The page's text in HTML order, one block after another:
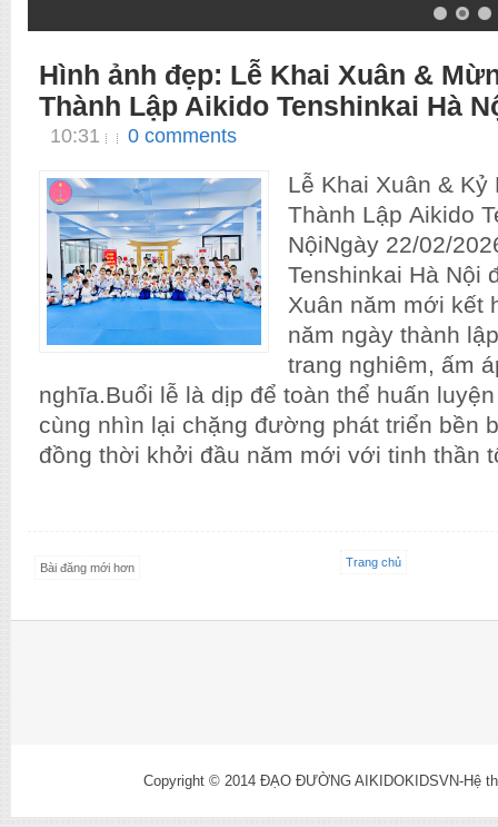
Hình ảnh đẹp: Lễ Khai Xuân &
Thành Lập Aikido Tenshinkai Hà
10:31 0 comments
Lễ Khai Xuân & Kỷ
Thành Lập Aikido
NộiNgày 22/02/
Tenshinkai Hà Nội
Xuân năm mới kết
năm ngày thành
trang nghiêm, ấm
nghĩa.Buổi lễ là dịp để toàn thể huấn
cùng nhìn lại chặng đường phát triển bền
đồng thời khởi đầu năm mới với tinh thần
Bài đăng mới hơn Trang chủ
Copyright © 2014 ĐẠO ĐƯỜNG AIKIDOKIDSVN-Hệ